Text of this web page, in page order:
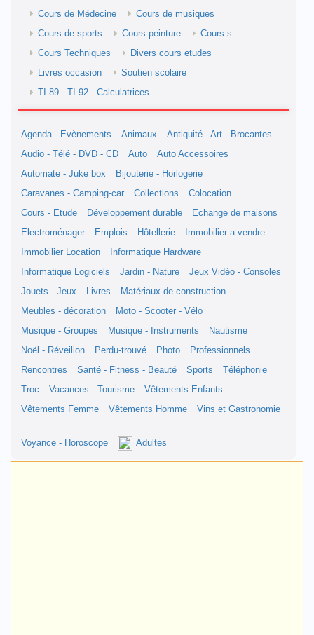
Cours de Médecine
Cours de musiques
Cours de sports
Cours peinture
Cours s
Cours Techniques
Divers cours etudes
Livres occasion
Soutien scolaire
TI-89 - TI-92 - Calculatrices
Agenda - Evènements Animaux
Antiquité - Art - Brocantes
Audio - Télé - DVD - CD
Auto
Auto Accessoires
Automate - Juke box
Bijouterie - Horlogerie
Caravanes - Camping-car
Collections
Colocation
Cours - Etude
Développement durable
Echange de maisons
Electroménager
Emplois Hôtellerie
Immobilier a vendre
Immobilier Location
Informatique Hardware
Informatique Logiciels
Jardin - Nature
Jeux Vidéo - Consoles
Jouets - Jeux
Livres
Matériaux de construction
Meubles - décoration
Moto - Scooter - Vélo
Musique - Groupes
Musique - Instruments
Nautisme
Noël - Réveillon
Perdu-trouvé Photo
Professionnels
Rencontres
Santé - Fitness - Beauté Sports
Téléphonie
Troc
Vacances - Tourisme
Vêtements Enfants
Vêtements Femme
Vêtements Homme Vins et Gastronomie
Voyance - Horoscope Adultes